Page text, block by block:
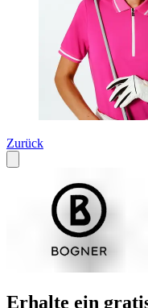
Zurück
Erhalte ein